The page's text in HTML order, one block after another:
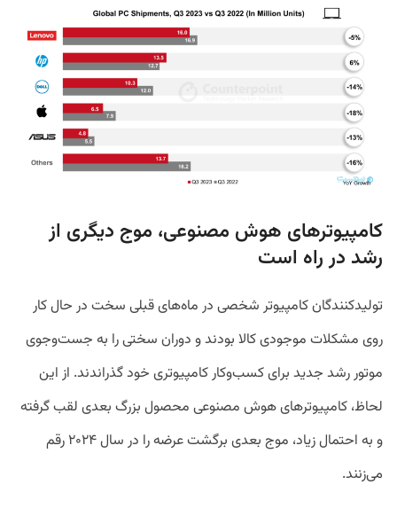
کامپیوترهای هوش مصنوعی، موج دیگری از
رشد در راه است
تولیدکنندگان کامپیوتر شخصی در ماه‌های قبلی سخت در حال کار
روی مشکلات موجودی کالا بودند و دوران سختی را به جست‌وجوی
موتور رشد جدید برای کسب‌وکار کامپیوتری خود گذراندند. از این
لحاظ، کامپیوترهای هوش مصنوعی محصول بزرگ بعدی لقب گرفته‌
و به احتمال زیاد، موج بعدی برگشت عرضه را در سال ۲۰۲۴ رقم
می‌زنند.